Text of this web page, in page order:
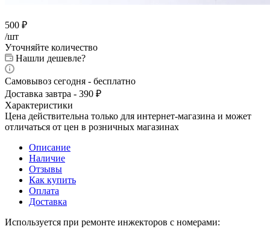
500 ₽
/шт
Уточняйте количество
Нашли дешевле?
Самовывоз сегодня - бесплатно
Доставка завтра - 390 ₽
Характеристики
Цена действительна только для интернет-магазина и может
отличаться от цен в розничных магазинах
Описание
Наличие
Отзывы
Как купить
Оплата
Доставка
Используется при ремонте инжекторов с номерами: